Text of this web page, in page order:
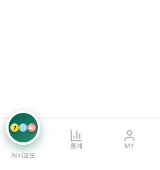
7 21 42
캐시로또
통계 MY